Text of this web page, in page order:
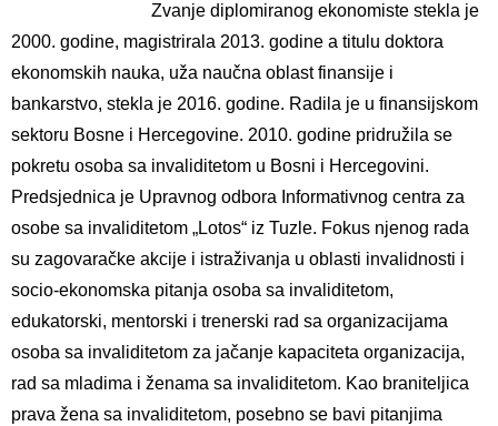
Zvanje diplomiranog ekonomiste stekla je
2000. godine, magistrirala 2013. godine a titulu doktora
ekonomskih nauka, uža naučna oblast finansije i
bankarstvo, stekla je 2016. godine. Radila je u finansijskom
sektoru Bosne i Hercegovine. 2010. godine pridružila se
pokretu osoba sa invaliditetom u Bosni i Hercegovini.
Predsjednica je Upravnog odbora Informativnog centra za
osobe sa invaliditetom „Lotos“ iz Tuzle. Fokus njenog rada
su zagovaračke akcije i istraživanja u oblasti invalidnosti i
socio-ekonomska pitanja osoba sa invaliditetom,
edukatorski, mentorski i trenerski rad sa organizacijama
osoba sa invaliditetom za jačanje kapaciteta organizacija,
rad sa mladima i ženama sa invaliditetom. Kao braniteljica
prava žena sa invaliditetom, posebno se bavi pitanjima